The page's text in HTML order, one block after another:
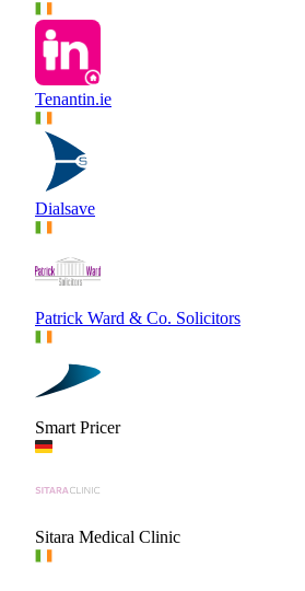
Tenantin.ie
Dialsave
Patrick Ward & Co. Solicitors
Smart Pricer
Sitara Medical Clinic